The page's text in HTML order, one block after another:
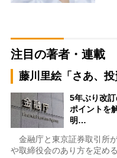
注目の著者・連載
藤川里絵「さあ、投
5年ぶり改
ポイントを
明…
金融庁と東京証券取引所
や取締役会のあり方を定め